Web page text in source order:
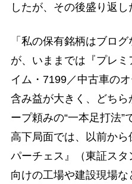
したが、その後盛り返し
「私の保有銘柄はブロ
が、いままでは『プレ
イム・7199／中古車の
含み益が大きく、どち
ープ頼みの“一本足打法
高下局面では、以前か
パーチェス』（東証ス
向けの工場や建設現場